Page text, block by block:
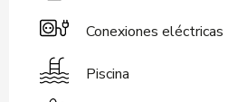
Conexiones eléctricas
Piscina